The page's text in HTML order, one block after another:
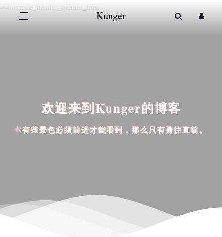
Kunger
欢迎来到Kunger的博客
有些景色必须前进才能看到，那么只有勇往直前。